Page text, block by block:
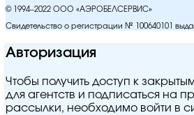
© 1994–2022 ООО «АЭРОБЕЛСЕРВИС»
Свидетельство о регистрации № 100640101
Авторизация
Чтобы получить доступ к
для агентств и подписаться на
рассылки, необходимо войти в